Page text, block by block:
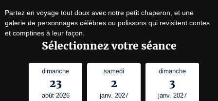
Partez en voyage tout doux avec notre petit chaperon, et une
galerie de personnages célèbres ou polissons qui revisitent contes
et comptines à leur façon.
Sélectionnez votre séance
dimanche
23
août 2026
samedi
2
janv. 2027
dimanche
3
janv. 2027